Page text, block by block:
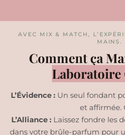
AVEC MIX & MATCH,
MAINS.
Comment ça
L’Évidence : Un seul fondant
et affirmée.
L’Alliance : Laissez fondre les
dans votre brûle-parfum pour